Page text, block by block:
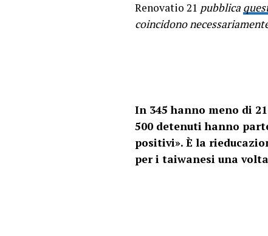
Renovatio 21 pubblica
coincidono
In 345 hanno meno di
500 detenuti hanno
positivi». È la
per i taiwanesi una